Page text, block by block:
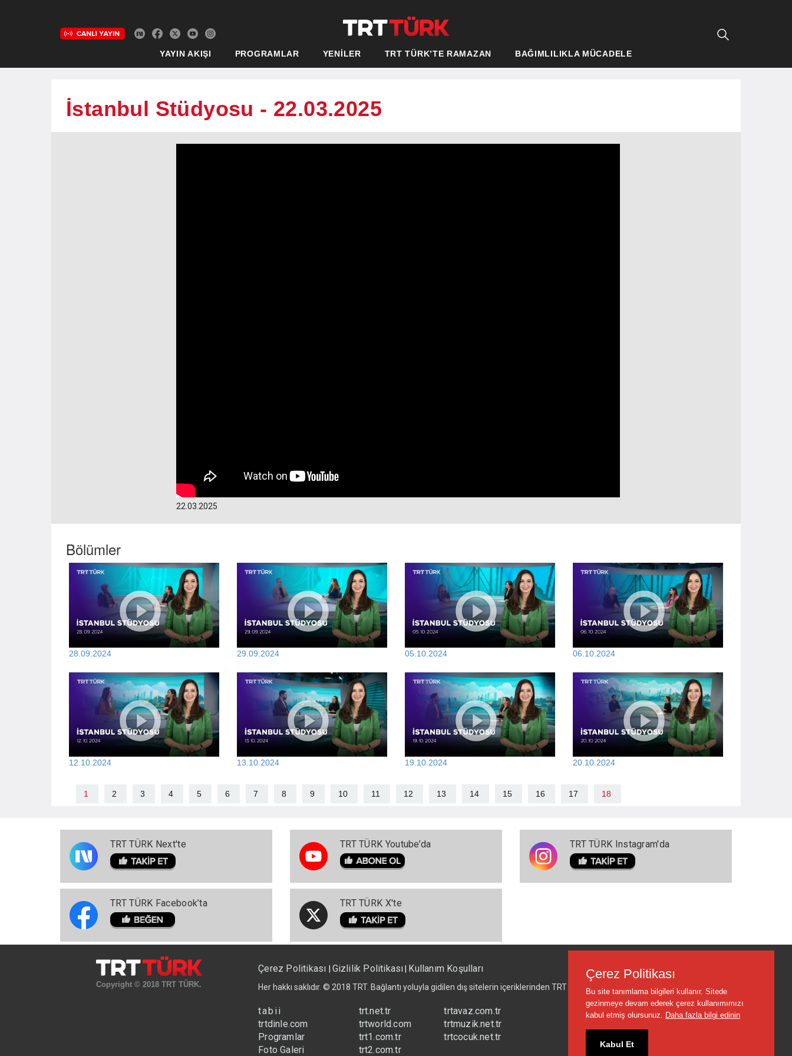
YAYIN AKIŞI PROGRAMLAR YENİLER TRT TÜRK’TE RAMAZAN BAĞIMLILIKLA MÜCADELE
İstanbul Stüdyosu - 22.03.2025
22.03.2025
Bölümler
28.09.2024 29.09.2024 05.10.2024 06.10.2024
12.10.2024 13.10.2024 19.10.2024 20.10.2024
1 2 3 4 5 6 7 8 9 10 11 12 13 14 15 16 17 18
TRT TÜRK Next'te
TRT TÜRK Facebook’ta
TRT TÜRK Youtube’da
TRT TÜRK X'te
TRT TÜRK Instagram'da
Copyright © 2018 TRT TÜRK.
Çerez Politikası Gizlilik Politikası Kullanım Koşulları
Her hakkı saklıdır. © 2018 TRT. Bağlantı yoluyla gidilen dış sitelerin içeriklerinden TRT sorumlu değildir.
tabii
trtdinle.com
Programlar
Foto Galeri
trt.net.tr
trtworld.com
trt1.com.tr
trt2.com.tr
trtavaz.com.tr
trtmuzik.net.tr
trtcocuk.net.tr
Çerez Politikası
Bu site tanımlama bilgileri kullanır. Sitede
gezinmeye devam ederek çerez kullanımımızı
kabul etmiş olursunuz. Daha fazla bilgi edinin
Kabul Et